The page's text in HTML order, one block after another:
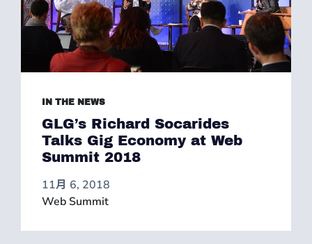
IN THE NEWS
GLG’s Richard Socarides
Talks Gig Economy at Web
Summit 2018
11月 6, 2018
Web Summit